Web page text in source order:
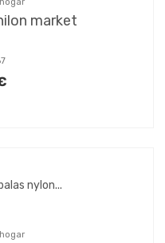
market